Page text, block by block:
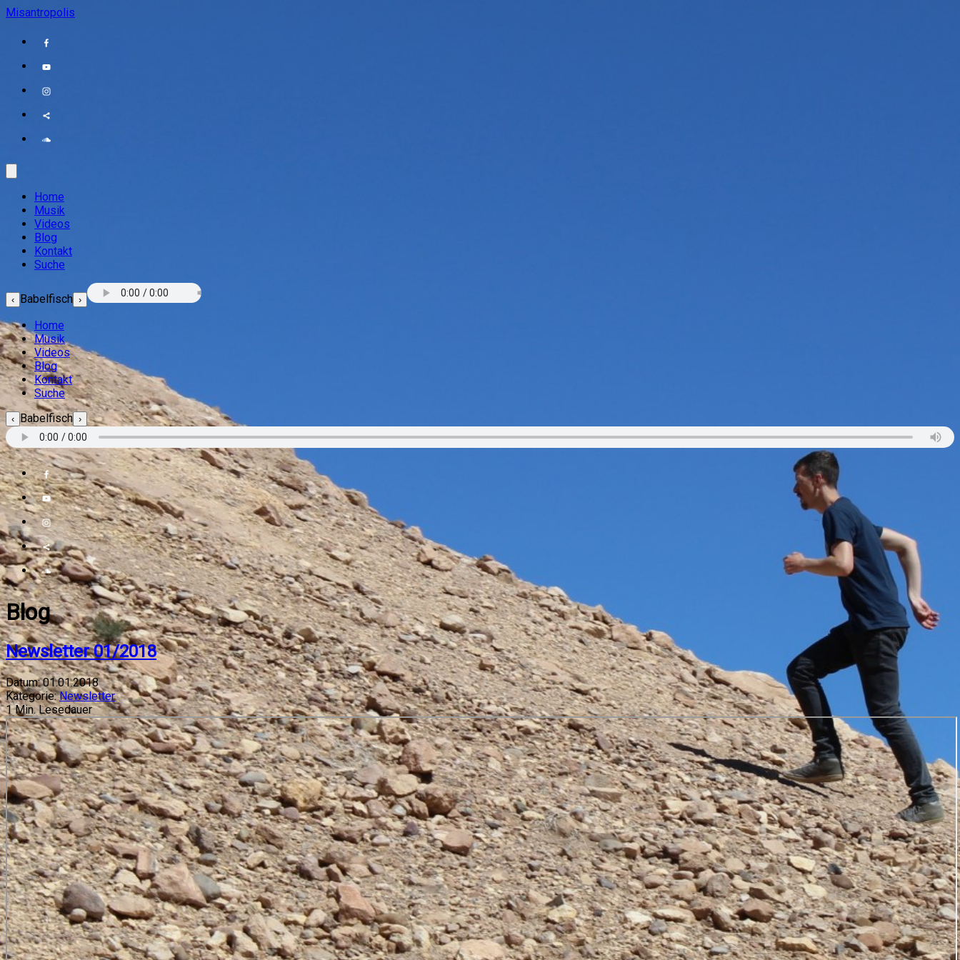
Misantropolis
Home
Musik
Videos
Blog
Kontakt
Suche
‹ Babelfisch ›
Home
Musik
Videos
Blog
Kontakt
Suche
‹ Babelfisch ›
Blog
Newsletter 01/2018
Datum: 01.01.2018
Kategorie: Newsletter
1Min. Lesedauer